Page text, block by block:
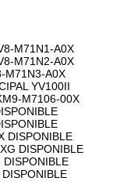
M71N1-A0X
M71N2-A0X
M71N3-A0X
YV100II
M7106-00X
DISPONIBLE
DISPONIBLE